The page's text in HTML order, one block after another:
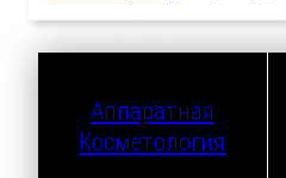
Аппаратная
Косметология